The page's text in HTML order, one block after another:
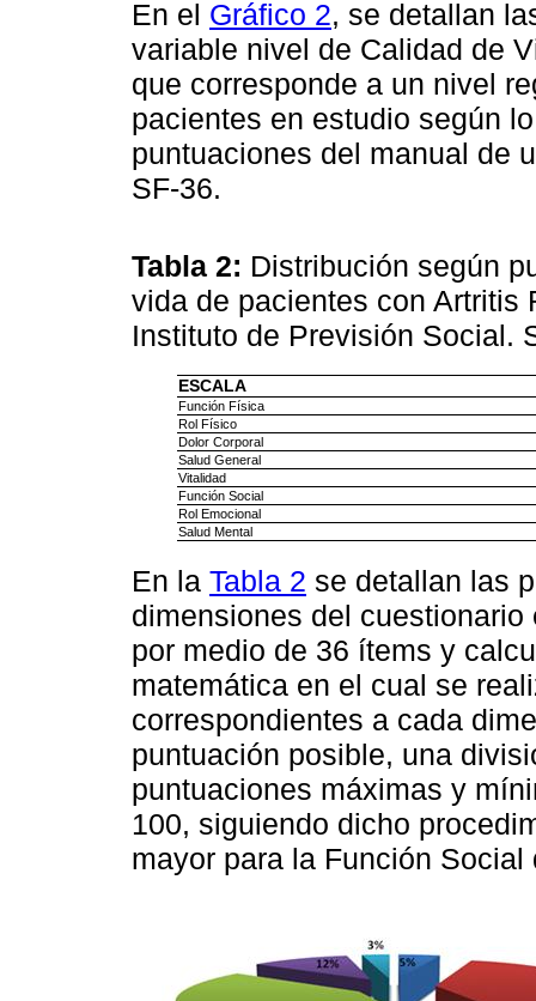
En el Gráfico 2, se detallan
variable nivel de Calidad de
que corresponde a un nivel
pacientes en estudio según
puntuaciones del manual de
SF-36.
Tabla 2: Distribución según
vida de pacientes con Artritis
Instituto de Previsión Social.
ESCALA
Función Física
Rol Físico
Dolor Corporal
Salud General
Vitalidad
Función Social
Rol Emocional
Salud Mental
En la Tabla 2 se detallan las
dimensiones del
por medio de 36 ítems y
matemática en el cual se
correspondientes a cada
puntuación posible, una
puntuaciones máximas y
100, siguiendo dicho
mayor para la Función Social